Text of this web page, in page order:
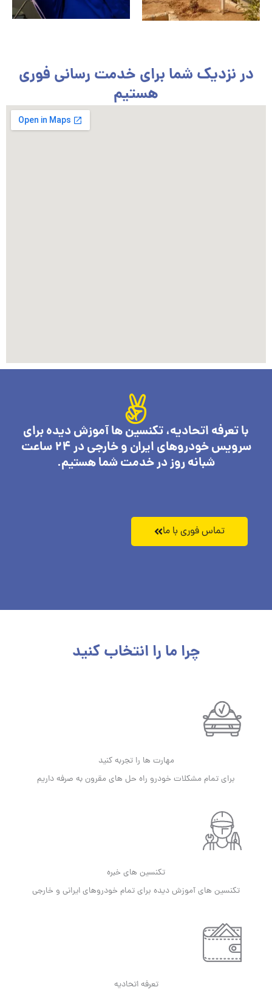
در نزدیک شما برای خدمت رسانی فوری
هستیم
با تعرفه اتحادیه، تکنسین ها آموزش دیده برای
سرویس خودروهای ایران و خارجی در 24 ساعت
شبانه روز در خدمت شما هستیم.
تماس فوری با ما
چرا ما را انتخاب کنید
مهارت ها را تجربه کنید
برای تمام مشکلات خودرو راه حل های مقرون به صرفه داریم
تکنسین های خبره
تکنسین های آموزش دیده برای تمام خودروهای ایرانی و خارجی
تعرفه اتحادیه